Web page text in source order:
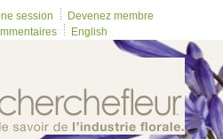
session
Devenez membre
English